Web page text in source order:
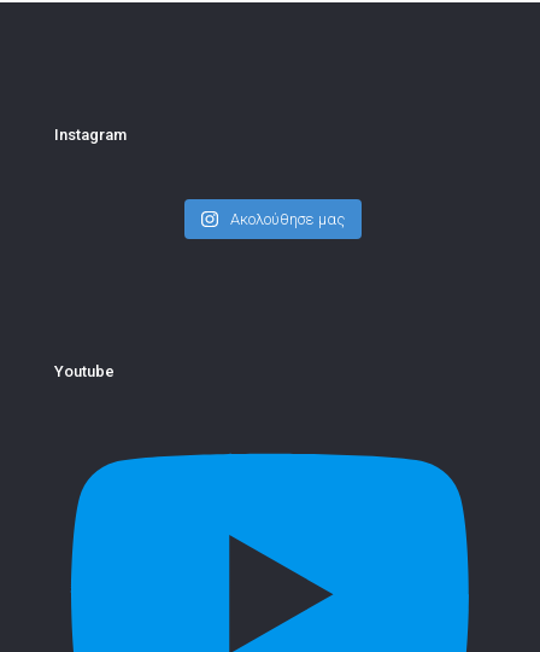
Instagram
Ακολούθησε μας
Youtube